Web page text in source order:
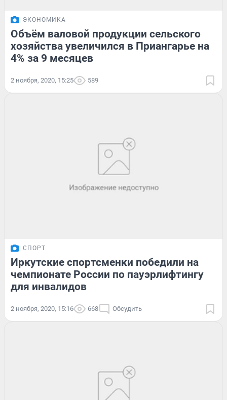
ЭКОНОМИКА
Объём валовой продукции сельского
хозяйства увеличился в Приангарье на
4% за 9 месяцев
2 ноября, 2020, 15:25 589
СПОРТ
Иркутские спортсменки победили на
чемпионате России по пауэрлифтингу
для инвалидов
2 ноября, 2020, 15:16 668 Обсудить